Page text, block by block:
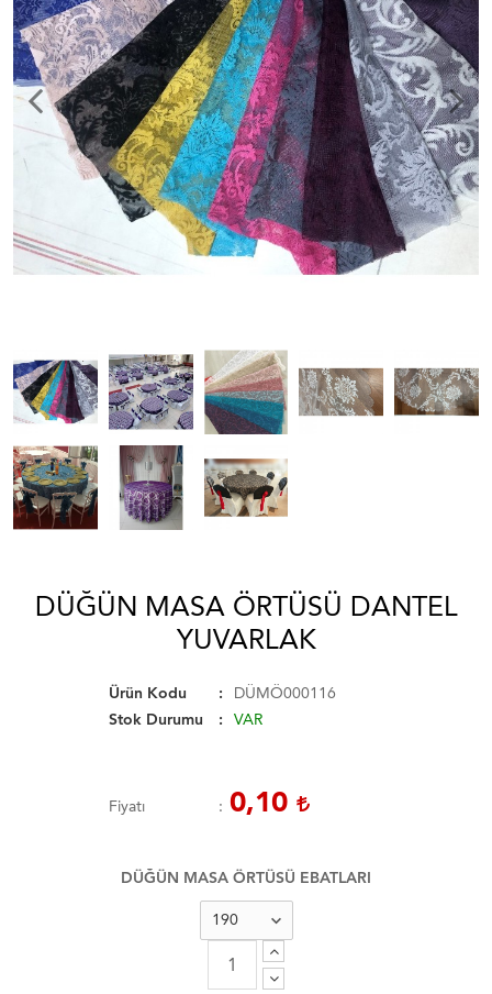
DÜĞÜN MASA ÖRTÜSÜ DANTEL
YUVARLAK
Ürün Kodu
DÜMÖ000116
Stok Durumu
VAR
Fiyatı 0,10
DÜĞÜN MASA ÖRTÜSÜ EBATLARI